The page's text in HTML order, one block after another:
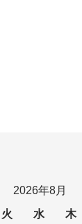
2026年8月
火 水 木